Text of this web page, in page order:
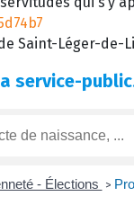
Saint-Léger-de-
service-
- Élections >